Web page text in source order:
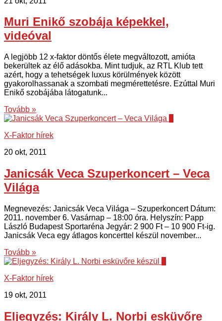
Muri Enikő szobája képekkel,
videóval
A legjöbb 12 x-faktor döntős élete megváltozott, amióta
bekerültek az élő adásokba. Mint tudjuk, az RTL Klub tett
azért, hogy a tehetségek luxus körülmények között
gyakorolhassanak a szombati megmérettetésre. Ezúttal Muri
Enikő szobájába látogatunk...
Tovább »
X-Faktor hírek
20 okt, 2011
Janicsák Veca Szuperkoncert – Veca
Világa
Megnevezés: Janicsák Veca Világa – Szuperkoncert Dátum:
2011. november 6. Vasárnap – 18:00 óra. Helyszín: Papp
László Budapest Sportaréna Jegyár: 2 900 Ft – 10 900 Ft-ig.
Janicsák Veca egy átlagos koncerttel készül november...
Tovább »
X-Faktor hírek
19 okt, 2011
Eljegyzés: Király L. Norbi esküvőre